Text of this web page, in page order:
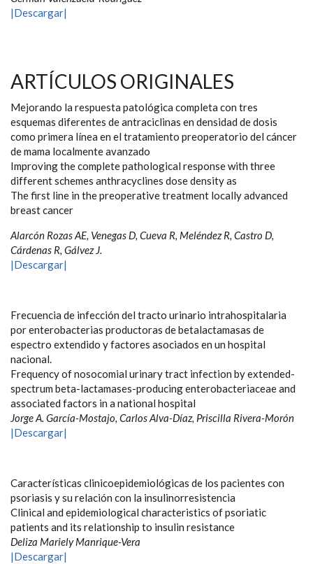
|Descargar|
ARTÍCULOS ORIGINALES
Mejorando la respuesta patológica completa con tres
esquemas diferentes de antraciclinas en densidad de dosis
como primera línea en el tratamiento preoperatorio del cáncer
de mama localmente avanzado
Improving the complete pathological response with three
different schemes anthracyclines dose density as
The first line in the preoperative treatment locally advanced
breast cancer
Alarcón Rozas AE, Venegas D, Cueva R, Meléndez R, Castro D,
Cárdenas R, Gálvez J.
|Descargar|
Frecuencia de infección del tracto urinario intrahospitalaria
por enterobacterias productoras de betalactamasas de
espectro extendido y factores asociados en un hospital
nacional.
Frequency of nosocomial urinary tract infection by extended-
spectrum beta-lactamases-producing enterobacteriaceae and
associated factors in a national hospital
Jorge A. García-Mostajo, Carlos Alva-Díaz, Priscilla Rivera-Morón
|Descargar|
Características clinicoepidemiológicas de los pacientes con
psoriasis y su relación con la insulinorresistencia
Clinical and epidemiological characteristics of psoriatic
patients and its relationship to insulin resistance
Deliza Mariely Manrique-Vera
|Descargar|